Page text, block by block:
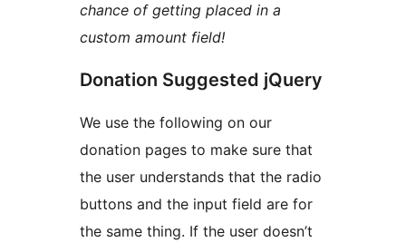
chance of getting placed in a
custom amount field!
Donation Suggested jQuery
We use the following on our
donation pages to make sure that
the user understands that the radio
buttons and the input field are for
the same thing. If the user doesn’t